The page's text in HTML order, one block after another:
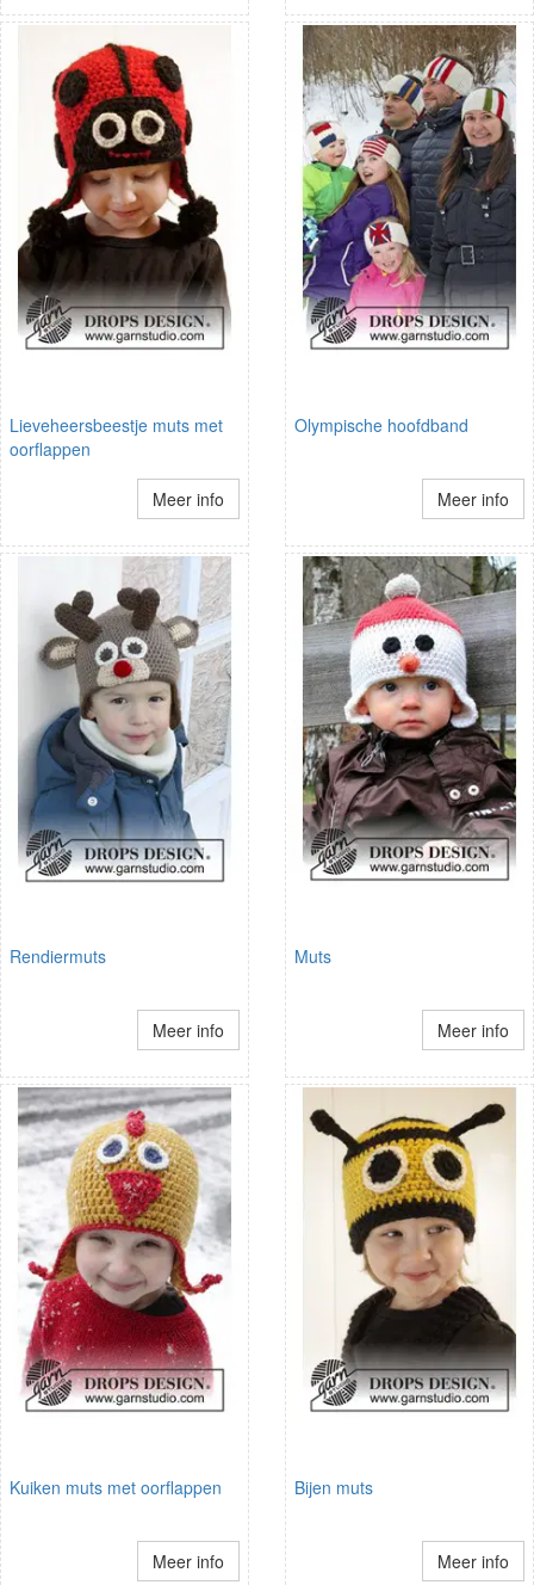
Lieveheersbeestje muts met
oorflappen
Meer info
Olympische hoofdband
Meer info
Rendiermuts
Meer info
Muts
Meer info
Kuiken muts met oorflappen
Meer info
Bijen muts
Meer info